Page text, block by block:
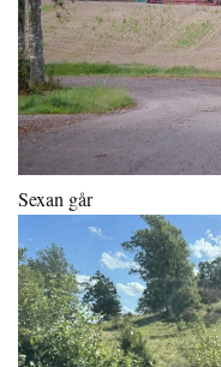
Sexan går